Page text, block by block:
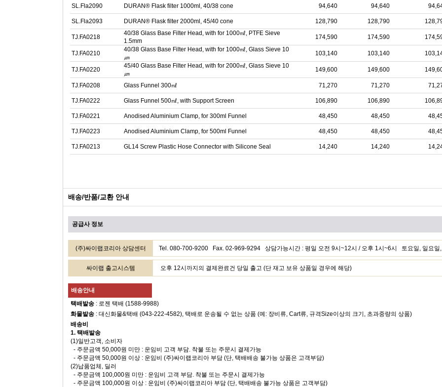
SL.Fla2090 DURAN® Flask filter 1000ml, 40/38 cone 94,640 94,640
SL.Fla2093 DURAN® Flask filter 2000ml, 45/40 cone 128,790 128,790
TJ.FA0218
40/38 Glass Base Filter Head, with for 1000㎖, PTFE Sieve
1.5mm
174,590 174,590
TJ.FA0210
40/38 Glass Base Filter Head, with for 1000㎖, Glass Sieve 10
㎛
103,140 103,140
TJ.FA0220
45/40 Glass Base Filter Head, with for 2000㎖, Glass Sieve 10
㎛
149,600 149,600
TJ.FA0208 Glass Funnel 300㎖ 71,270 71,270
TJ.FA0222 Glass Funnel 500㎖, with Support Screen 106,890 106,890
TJ.FA0221 Anodised Aluminium Clamp, for 300ml Funnel 48,450 48,450
TJ.FA0223 Anodised Aluminium Clamp, for 500ml Funnel 48,450 48,450
TJ.FA0213 GL14 Screw Plastic Hose Connector with Silicone Seal 14,240 14,240
배송/반품/교환 안내
공급사 정보
(주)싸이랩코리아 상담센터 Tel. 080-700-9200 Fax. 02-969-9294 상담가능시간 : 평일 오전 9시~12시 / 오후 1시~6시 토요일, 일요일,
싸이랩 출고시스템 오후 12시까지의 결제완료건 당일 출고 (단 재고 보유 상품일 경우에 해당)
배송안내
택배발송 : 로젠 택배 (1588-9988)
화물발송 : 대신화물&택배 (043-222-4582), 택배로 운송될 수 없는 상품 (예: 장비류, Cart류, 규격Size이상의 크기, 초과중량의 상품)
배송비
1. 택배발송
(1)일반고객, 소비자
- 주문금액 50,000원 미만 : 운임비 고객 부담. 착불 또는 주문시 결제가능
- 주문금액 50,000원 이상 : 운임비 (주)싸이랩코리아 부담 (단, 택배배송 불가능 상품은 고객부담)
(2)납품업체, 딜러
- 주문금액 100,000원 미만 : 운임비 고객 부담. 착불 또는 주문시 결제가능
- 주문금액 100,000원 이상 : 운임비 (주)싸이랩코리아 부담 (단, 택배배송 불가능 상품은 고객부담)